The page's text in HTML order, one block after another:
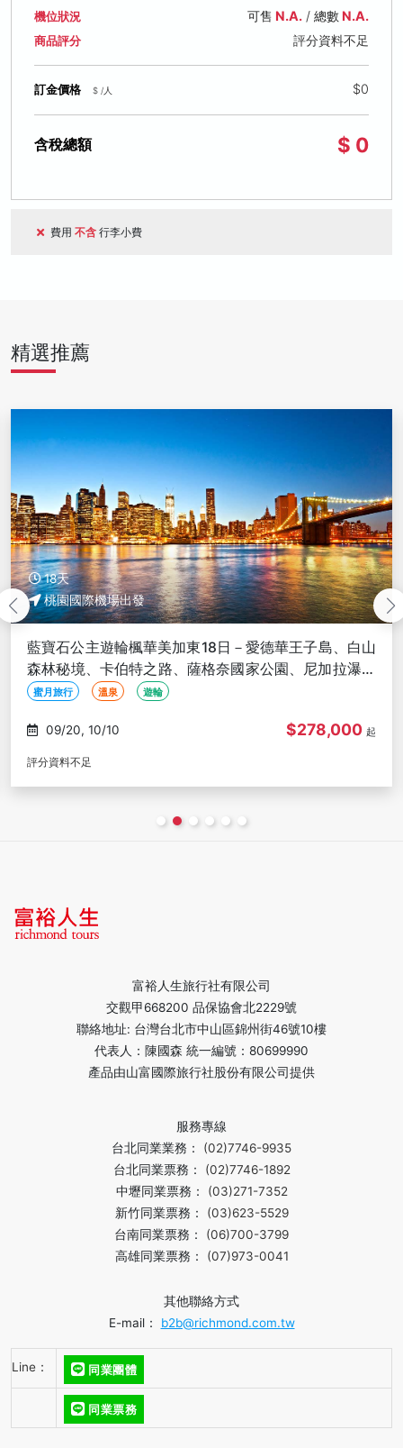
機位狀況 可售 N.A./ 總數N.A.
商品評分 評分資料不足
訂金價格 $ /人 $0
含稅總額 $ 0
費用 不含 行李小費
精選推薦
18天
桃園國際機場出發
藍寶石公主遊輪楓華美加東18日－愛德華王子島、白山
森林秘境、卡伯特之路、薩格奈國家公園、尼加拉瀑布
【長榮玩美加族】
蜜月旅行 溫泉 遊輪
09/20, 10/10 $278,000 起
評分資料不足
富裕人生旅行社有限公司
交觀甲668200 品保協會北2229號
聯絡地址: 台灣台北市中山區錦州街46號10樓
代表人：陳國森 統一編號：80699990
產品由山富國際旅行社股份有限公司提供
服務專線
台北同業業務： (02)7746-9935
台北同業票務： (02)7746-1892
中壢同業票務： (03)271-7352
新竹同業票務： (03)623-5529
台南同業票務： (06)700-3799
高雄同業票務： (07)973-0041
其他聯絡方式
E-mail： b2b@richmond.com.tw
Line： 同業團體
同業票務